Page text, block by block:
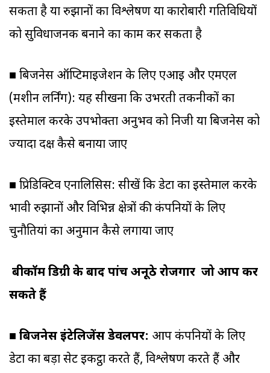
सकता है या रुझानों का विश्लेषण या कारोबारी गतिविधियों
को सुविधाजनक बनाने का काम कर सकता है
■ बिजनेस ऑप्टिमाइजेशन के लिए एआइ और एमएल
(मशीन लर्निंग): यह सीखना कि उभरती तकनीकों का
इस्तेमाल करके उपभोक्ता अनुभव को निजी या बिजनेस को
ज्यादा दक्ष कैसे बनाया जाए
■ प्रिडिक्टिव एनालिसिस: सीखें कि डेटा का इस्तेमाल करके
भावी रुझानों और विभिन्न क्षेत्रों की कंपनियों के लिए
चुनौतियां का अनुमान कैसे लगाया जाए
बीकॉम डिग्री के बाद पांच अनूठे रोजगार जो आप कर
सकते हैं
■ बिजनेस इंटेलिजेंस डेवलपर: आप कंपनियों के लिए
डेटा का बड़ा सेट इकट्ठा करते हैं, विश्लेषण करते हैं और